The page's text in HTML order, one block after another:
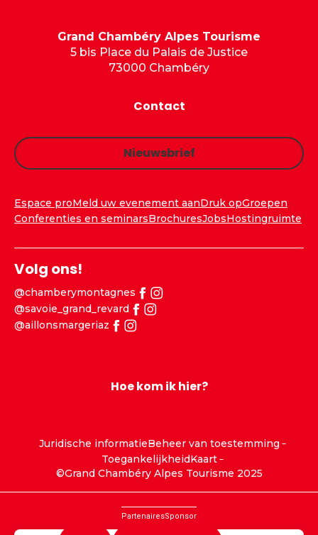
Grand Chambéry Alpes Tourisme
5 bis Place du Palais de Justice
73000 Chambéry
Contact
Nieuwsbrief
Espace proMeld uw evenement aanDruk opGroepen
Conferenties en seminarsBrochuresJobsHostingruimte
Volg ons!
@chamberymontagnes
@savoie_grand_revard
@aillonsmargeriaz
Hoe kom ik hier?
Juridische informatieBeheer van toestemming
ToegankelijkheidKaart
©Grand Chambéry Alpes Tourisme 2025
PartenairesSponsor